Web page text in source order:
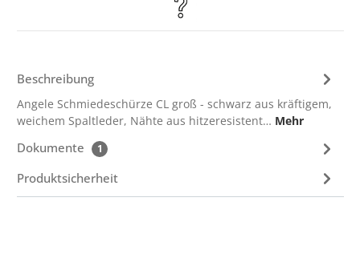
Beschreibung
Angele Schmiedeschürze CL groß - schwarz aus kräftigem,
weichem Spaltleder, Nähte aus hitzeresistent… Mehr
Dokumente 1
Produktsicherheit